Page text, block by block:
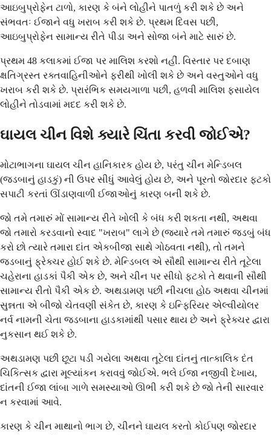
આઇબુપ્રોફેન ટાળો, કારણ કે બંને લોહીને પાતળું કરી શકે છે અને
સંભવતઃ ઈજાને વધુ ખરાબ કરી શકે છે. પ્રથમ દિવસ પછી,
આઇબુપ્રોફેન સામાન્ય રીતે પીડા અને સોજા બંને માટે સારું છે.
પ્રથમ 48 કલાકમાં ઈજા પર માલિશ કરશો નહીં. વિસ્તાર પર દબાણ
ક્ષતિગ્રસ્ત રક્તવાહિનીઓને ફરીથી ખોલી શકે છે અને વસ્તુઓને વધુ
ખરાબ કરી શકે છે. પ્રારંભિક સમયગાળા પછી, હળવી માલિશ ફસાયેલ
લોહીને તોડવામાં મદદ કરી શકે છે.
ઘાયલ ચીન વિશે ક્યારે ચિંતા કરવી જોઈએ?
મોટાભાગના ઘાયલ ચીન હાનિકારક હોય છે, પરંતુ ચીન મેન્ડિબલ
(જડબાનું હાડકું) ની ઉપર સીધું આવેલું હોય છે, અને પૂરતો જોરદાર ફટકો
સપાટી કરતાં ઊંડાણવાળી ઈજાઓનું કારણ બની શકે છે.
જો તમે તમારું મોં સામાન્ય રીતે ખોલી કે બંધ કરી શકતા નથી, અથવા
જો તમારો કરડવાનો સ્વાદ "ખરાબ" લાગે છે (જ્યારે તમે તમારું જડબું બંધ
કરો છો ત્યારે તમારા દાંત એકબીજા સાથે ગોઠવતા નથી), તો તમને
જડબાનું ફ્રેક્ચર હોઈ શકે છે. મેન્ડિબલ એ સૌથી સામાન્ય રીતે તૂટેલા
ચહેરાના હાડકાં પૈકી એક છે, અને ચીન પર સીધો ફટકો તે થવાની સૌથી
સામાન્ય રીતો પૈકી એક છે. અથડામણ પછી નીચલા હોઠ અથવા ચીનમાં
સુન્નતા એ બીજો ચેતવણી સંકેત છે, કારણ કે ઇન્ફિરિયર એલ્વીયોલર
નર્વ નામની ચેતા જડબાના હાડકામાંથી પસાર થાય છે અને ફ્રેક્ચર દ્વારા
નુકસાન થઈ શકે છે.
અથડામણ પછી છૂટા પડી ગયેલા અથવા તૂટેલા દાંતનું તાત્કાલિક દંત
ચિકિત્સક દ્વારા મૂલ્યાંકન કરાવવું જોઈએ. ભલે ઈજા નજીવી દેખાય,
દાંતની ઈજા લાંબા ગાળે સમસ્યાઓ ઊભી કરી શકે છે જો તેની સારવાર
ન કરવામાં આવે.
કારણ કે ચીન માથાનો ભાગ છે, ચીનને ઘાયલ કરતો કોઈપણ જોરદાર